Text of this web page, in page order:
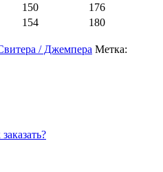
150
176
154
180
/ Джемпера Метка: